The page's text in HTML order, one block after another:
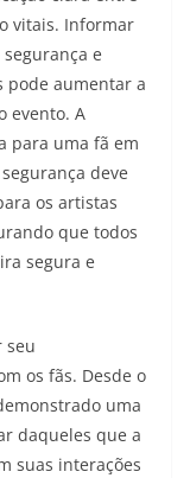
vitais. Informar
e
pode aumentar a
evento. A
para uma fã em
deve
os artistas
que todos
segura e
seu
os fãs. Desde o
uma
daqueles que a
suas interações